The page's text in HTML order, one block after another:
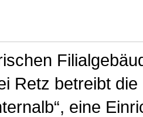
Retz betreibt
eine